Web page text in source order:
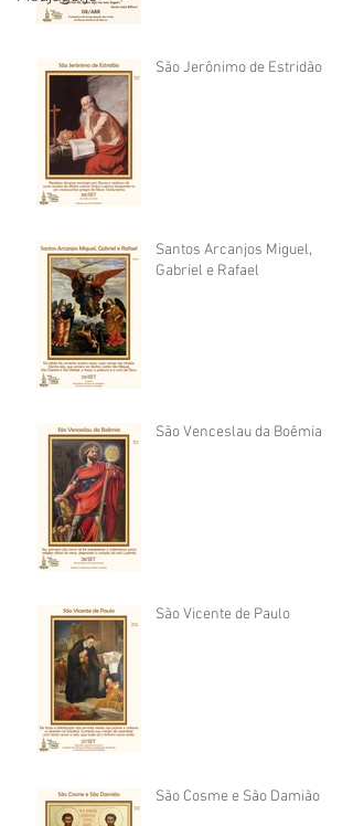
São Jerônimo de Estridão
Santos Arcanjos Miguel,
Gabriel e Rafael
São Venceslau da Boêmia
São Vicente de Paulo
São Cosme e São Damião